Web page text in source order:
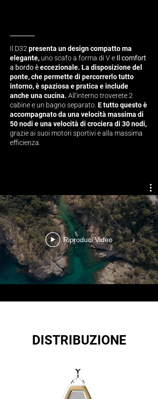
Il D32 presenta un design compatto ma
elegante, uno scafo a forma di V e Il comfort
a bordoèeccezionale. La disposizione del
ponte, che permette di percorrerlo tutto
intorno, è spaziosa e pratica e include
anche una cucina. All'interno troverete 2
cabine e un bagno separato. E tutto questo è
accompagnato da una velocità massima di
50 nodi e una velocità di crociera di 30 nodi,
grazie ai suoi motori sportivi e alla massima
efficienza.
Riproduci Video
DISTRIBUZIONE